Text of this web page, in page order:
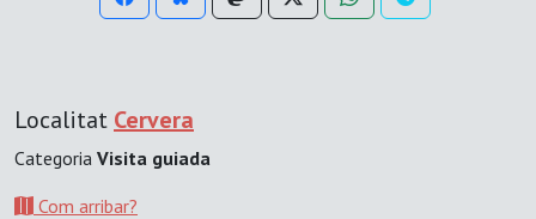
Localitat Cervera
Categoria Visita guiada
Com arribar?